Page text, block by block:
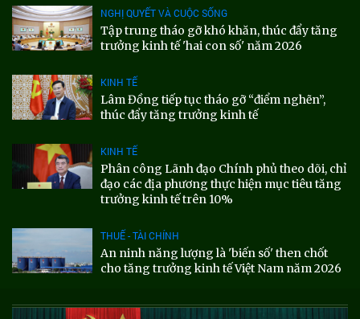
NGHỊ QUYẾT VÀ CUỘC SỐNG
Tập trung tháo gỡ khó khăn, thúc đẩy tăng
trưởng kinh tế 'hai con số' năm 2026
KINH TẾ
Lâm Đồng tiếp tục tháo gỡ “điểm nghẽn”,
thúc đẩy tăng trưởng kinh tế
KINH TẾ
Phân công Lãnh đạo Chính phủ theo dõi, chỉ
đạo các địa phương thực hiện mục tiêu tăng
trưởng kinh tế trên 10%
THUẾ - TÀI CHÍNH
An ninh năng lượng là 'biến số' then chốt
cho tăng trưởng kinh tế Việt Nam năm 2026